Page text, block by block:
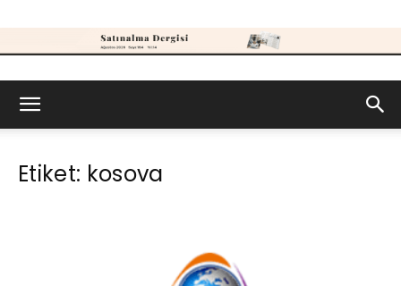
Etiket: kosova